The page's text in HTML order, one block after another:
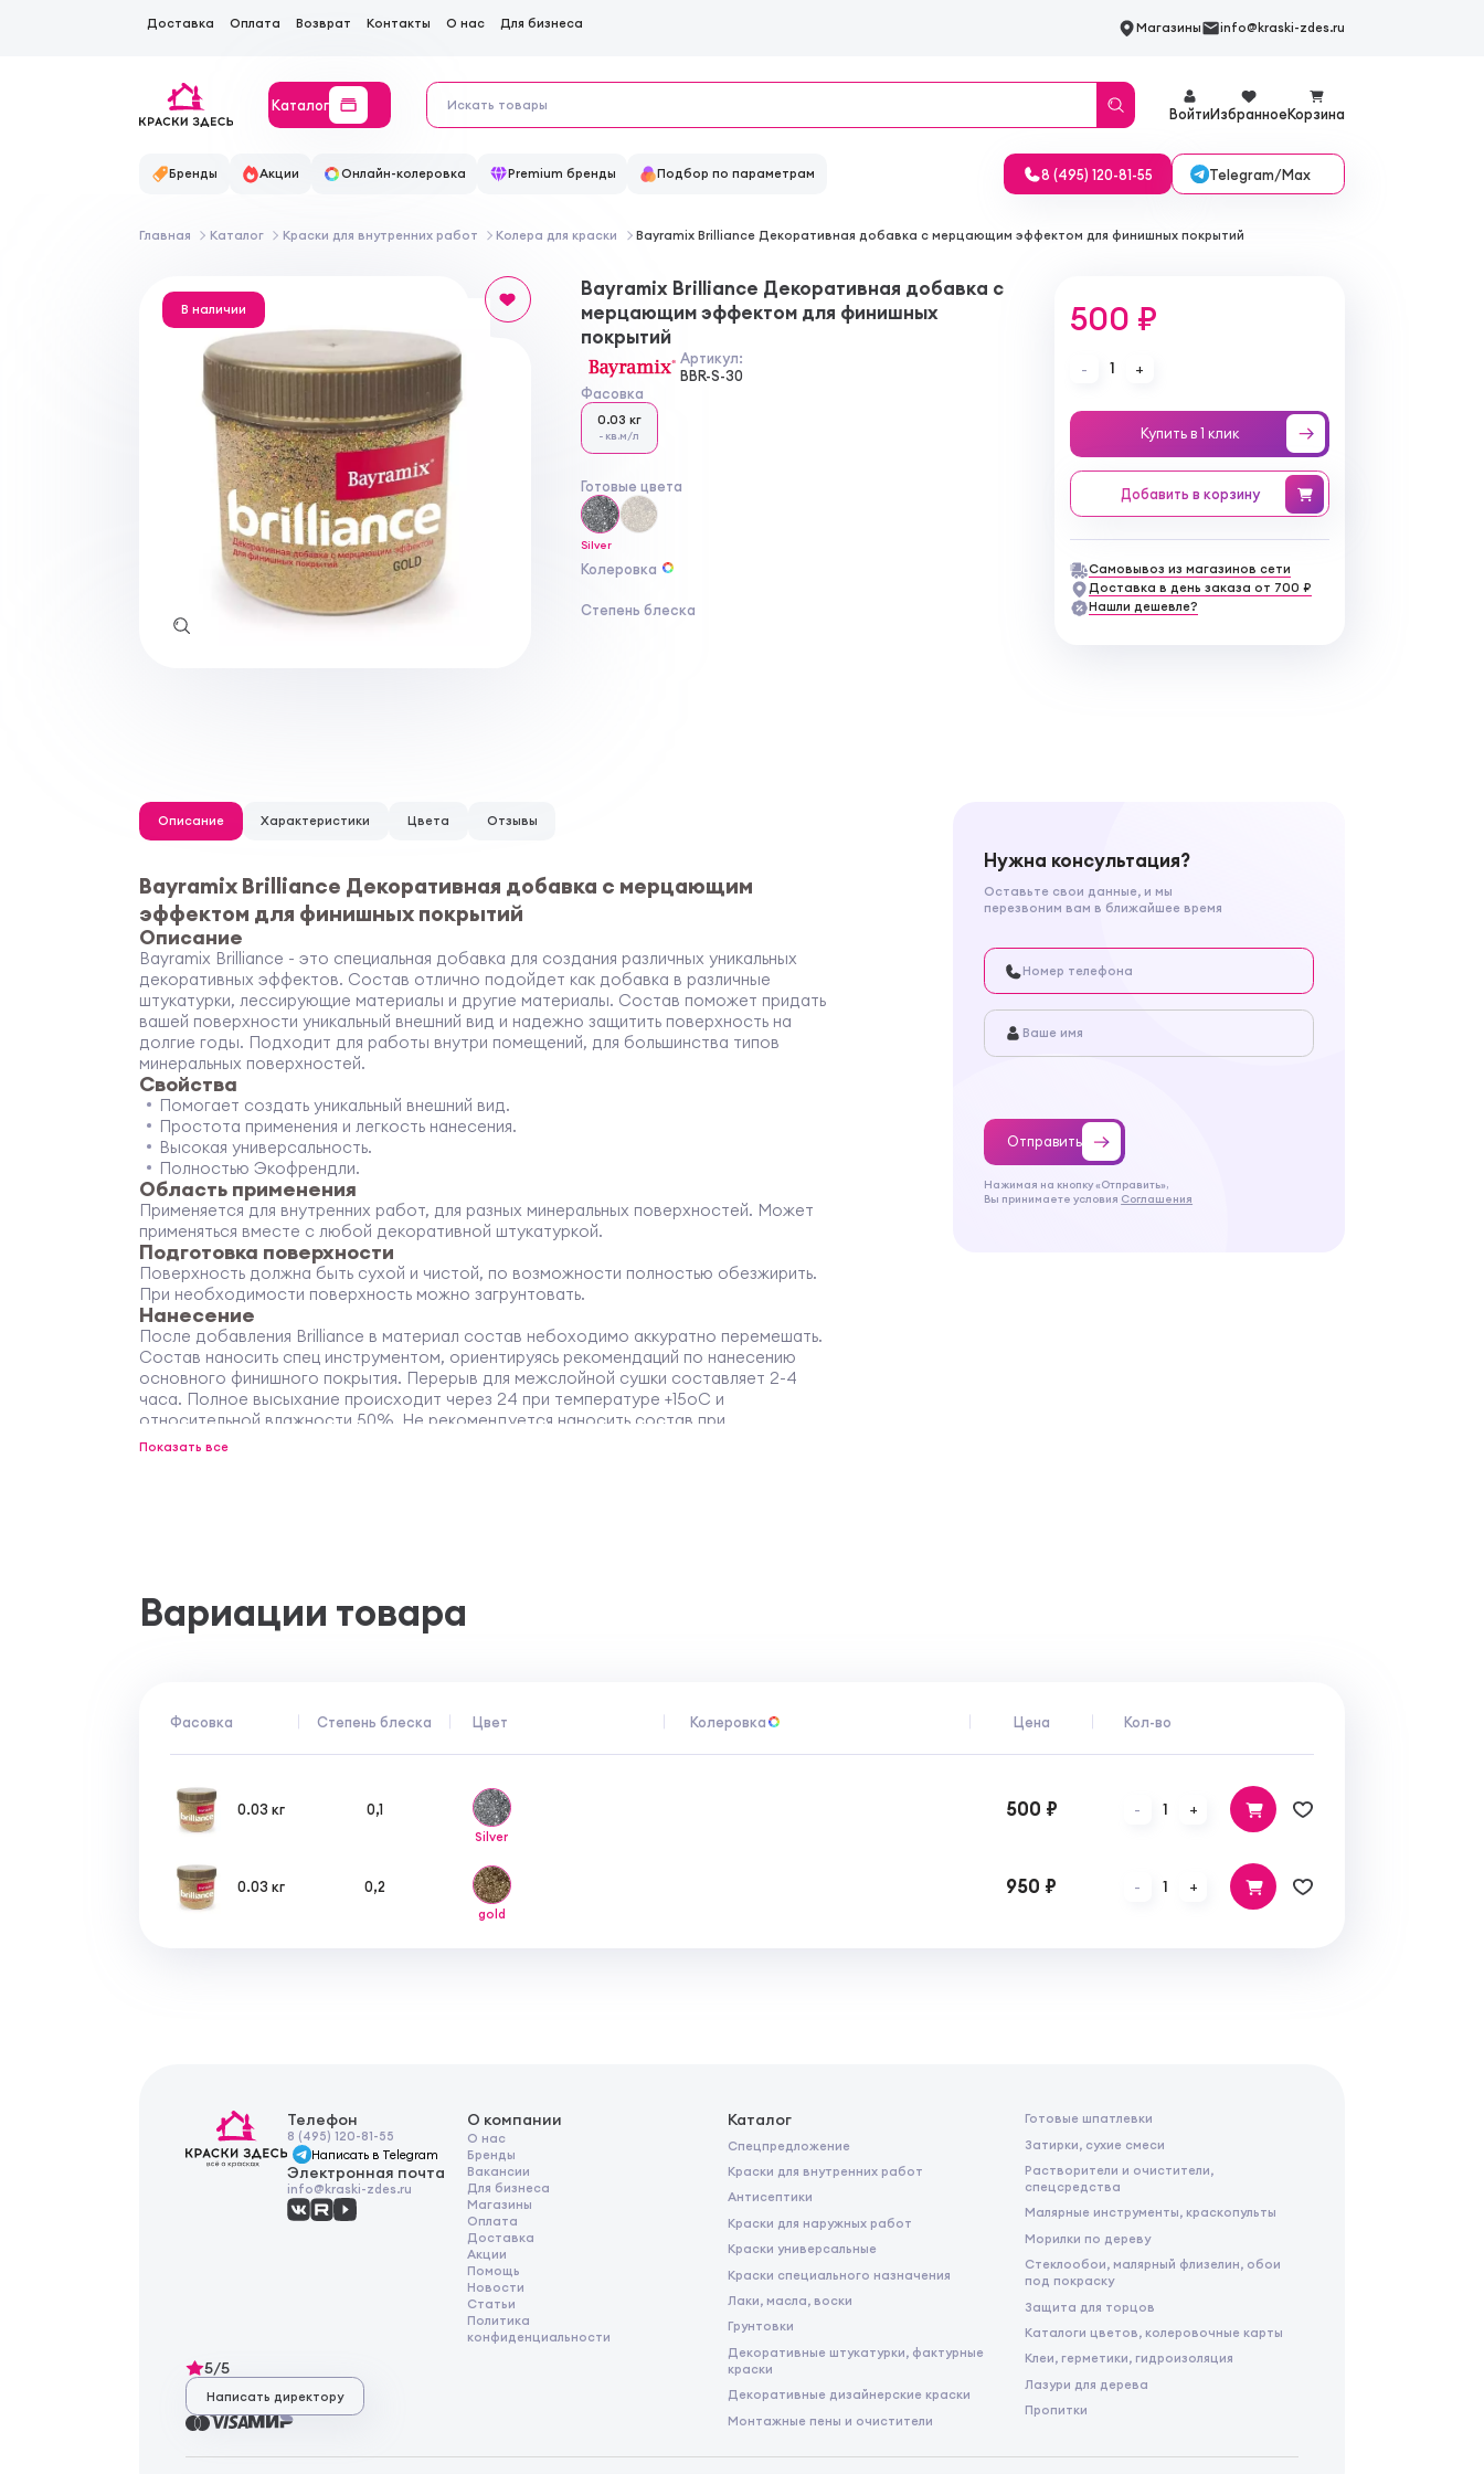
Доставка Оплата Возврат Контакты О нас Для бизнеса Магазины info@kraski-zdes.ru
Каталог
ВойтиИзбранноеКорзина
Бренды Акции Онлайн-колеровка Premium бренды Подбор по параметрам 8 (495) 120-81-55 Telegram/Max
Главная Каталог Краски для внутренних работ Колера для краски Bayramix Brilliance Декоративная добавка с мерцающим эффектом для финишных покрытий
В наличии
Bayramix Brilliance Декоративная добавка с
мерцающим эффектом для финишных
покрытий
Артикул:
BBR-S-30
Фасовка
0.03 кг
- кв.м/л
Готовые цвета
Silver
Колеровка
Степень блеска
500 ₽
- 1 +
Купить в 1 клик
Добавить в корзину
Самовывоз из магазинов сети
Доставка в день заказа от 700 ₽
Нашли дешевле?
Описание Характеристики Цвета Отзывы
Bayramix Brilliance Декоративная добавка с мерцающим
эффектом для финишных покрытий
Описание
Bayramix Brilliance - это специальная добавка для создания различных уникальных
декоративных эффектов. Состав отлично подойдет как добавка в различные
штукатурки, лессирующие материалы и другие материалы. Состав поможет придать
вашей поверхности уникальный внешний вид и надежно защитить поверхность на
долгие годы. Подходит для работы внутри помещений, для большинства типов
минеральных поверхностей.
Свойства
Помогает создать уникальный внешний вид.
Простота применения и легкость нанесения.
Высокая универсальность.
Полностью Экофрендли.
Область применения
Применяется для внутренних работ, для разных минеральных поверхностей. Может
применяться вместе с любой декоративной штукатуркой.
Подготовка поверхности
Поверхность должна быть сухой и чистой, по возможности полностью обезжирить.
При необходимости поверхность можно загрунтовать.
Нанесение
После добавления Brilliance в материал состав небоходимо аккуратно перемешать.
Состав наносить спец инструментом, ориентируясь рекомендаций по нанесению
основного финишного покрытия. Перерыв для межслойной сушки составляет 2-4
часа. Полное высыхание происходит через 24 при температуре +15oС и
относительной влажности 50%. Не рекомендуется наносить состав при
температуре ниже +5oС и влажности воздуха 65%.
Показать все
Нужна консультация?
Оставьте свои данные, и мы
перезвоним вам в ближайшее время
Отправить
Нажимая на кнопку «Отправить»,
Вы принимаете условия Соглашения
Вариации товара
Фасовка Степень блеска Цвет Колеровка Цена Кол-во
0.03 кг 0,1
Silver
500 ₽ - 1 +
0.03 кг 0,2
gold
950 ₽ - 1 +
Телефон
8 (495) 120-81-55
Написать в Telegram
Электронная почта
info@kraski-zdes.ru
5/5
Написать директору
О компании
О нас
Бренды
Вакансии
Для бизнеса
Магазины
Оплата
Доставка
Акции
Помощь
Новости
Статьи
Политика
конфиденциальности
Каталог
Спецпредложение
Краски для внутренних работ
Антисептики
Краски для наружных работ
Краски универсальные
Краски специального назначения
Лаки, масла, воски
Грунтовки
Декоративные штукатурки, фактурные
краски
Декоративные дизайнерские краски
Монтажные пены и очистители
Готовые шпатлевки
Затирки, сухие смеси
Растворители и очистители,
спецсредства
Малярные инструменты, краскопульты
Морилки по дереву
Стеклообои, малярный флизелин, обои
под покраску
Защита для торцов
Каталоги цветов, колеровочные карты
Клеи, герметики, гидроизоляция
Лазури для дерева
Пропитки